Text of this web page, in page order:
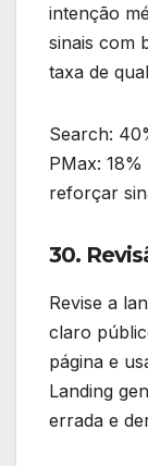
intenção
sinais com
taxa de
Search:
PMax:
reforçar
30.
Revise a
claro
página e
Landing
errada e